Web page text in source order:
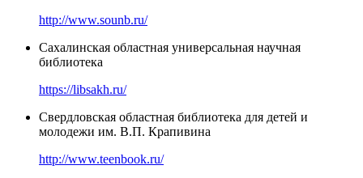
http://www.sounb.ru/
Сахалинская областная универсальная научная
библиотека
https://libsakh.ru/
Свердловская областная библиотека для детей и
молодежи им. В.П. Крапивина
http://www.teenbook.ru/